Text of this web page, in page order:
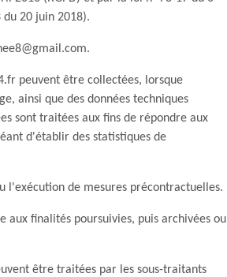
20 juin 2018).
peuvent être collectées, lorsque
ainsi que des données techniques
sont traitées aux fins de répondre aux
d'établir des statistiques de
de mesures précontractuelles.
aux finalités poursuivies, puis archivées ou
être traitées par les sous-traitants